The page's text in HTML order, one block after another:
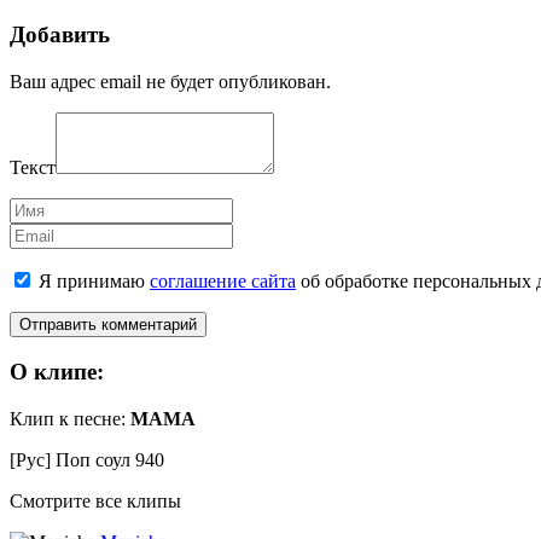
Добавить
Ваш адрес email не будет опубликован.
Текст
Имя
Email
Я принимаю соглашение сайта об обработке персональных
О клипе:
Клип к песне: МАМА
[Рус] Поп соул 940
Смотрите все клипы